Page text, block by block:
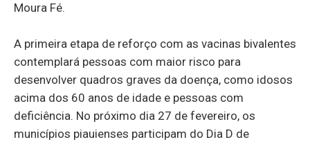
Moura Fé.
A primeira etapa de reforço com as vacinas bivalentes
contemplará pessoas com maior risco para
desenvolver quadros graves da doença, como idosos
acima dos 60 anos de idade e pessoas com
deficiência. No próximo dia 27 de fevereiro, os
municípios piauienses participam do Dia D de